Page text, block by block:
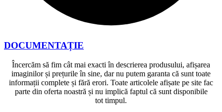
DOCUMENTAȚIE
Încercăm să fim cât mai exacti în descrierea produsului, afișarea
imaginilor și prețurile în sine, dar nu putem garanta că sunt toate
informații complete și fără erori. Toate articolele afișate pe site fac
parte din oferta noastră și nu implică faptul că sunt disponibile
tot timpul.